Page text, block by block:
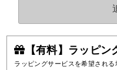
【有料】ラッピ
ラッピングサービスを希望され